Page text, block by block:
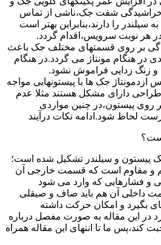
خراشیدگی شفت جک،ناشی از تماس
سیلندر را دارند،بنابراین بهتر است
هر نوبت سرویس،اقدام گردد.
بر روی قسمتهای مختلف جک باعث
در هنگام مونتاژ می گردد.در هنگام
زنگ زدایی فراموش نشود.
ازدمونتاژ جک ها با پیستونهایی مواجه
دارای مشکل هستند مثلا عدم
روی پیستون،در چنین مواردی
لحاظ شود.ادامه نکات درآیند
پیستون و سیلندر تشکیل شده است؛
و مقاوم است که قسمت خارجی آن
و فشارهایی که وارد می شود
داخلی آن هم باید صاف و صیقلی
بگیرد و امکان حرکت داشته
در این مقاله به صورت مفصل درباره
ما تا انتهای این مقاله همراه